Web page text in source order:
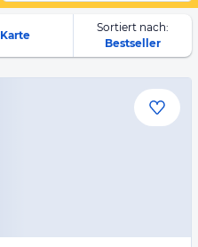
Karte
Sortiert nach:
Bestseller